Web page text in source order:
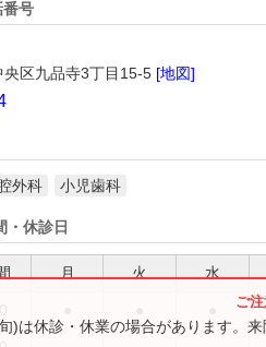
番号
区九品寺3丁目15-5 [地図]
外科 小児歯科
・休診日
月 火 水
)は休診・休業の場合があります。